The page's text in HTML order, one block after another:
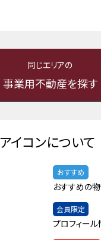
同じエリアの
事業用不動産を探す
アイコンについて
おすすめ
おすすめの物
会員限定
プロフィー